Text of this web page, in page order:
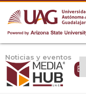
Noticias y eventos